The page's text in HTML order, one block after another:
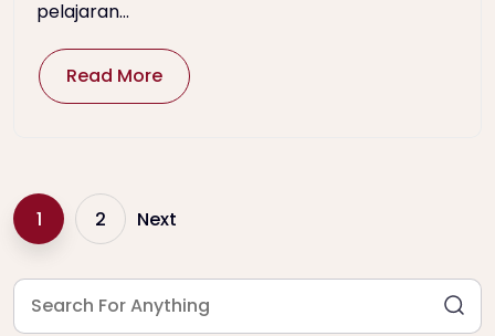
pelajaran...
Read More
1 2 Next